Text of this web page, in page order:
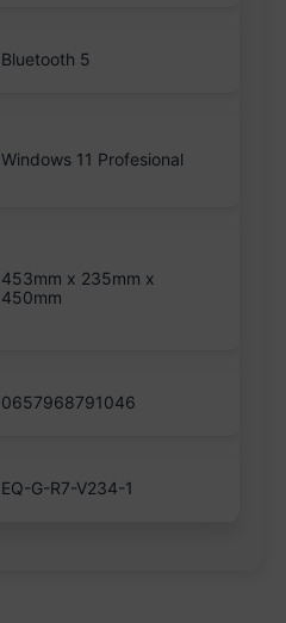
Bluetooth 5
Windows 11 Profesional
453mm x 235mm x
450mm
0657968791046
EQ-G-R7-V234-1